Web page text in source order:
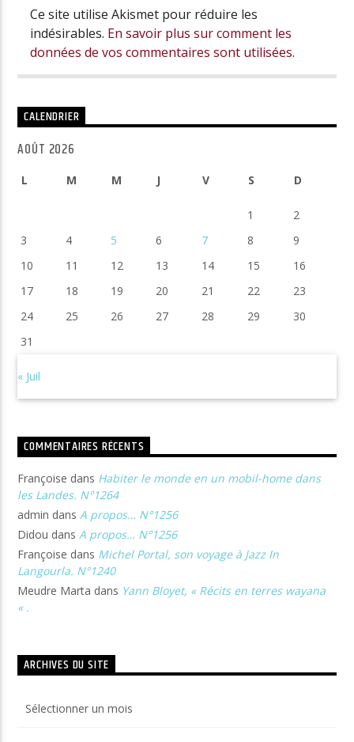
Ce site utilise Akismet pour réduire les
indésirables. En savoir plus sur comment les
données de vos commentaires sont utilisées.
CALENDRIER
AOÛT 2026
L M M J V S D
1
2
3
4 5 6 7 8
9
10
11 12 13 14 15
16
17
18 19 20 21 22
23
24
25 26 27 28 29
30
31
« Juil
COMMENTAIRES RÉCENTS
Françoise dans Habiter le monde en un mobil-home dans
les Landes. N°1264
admin dans A propos… N°1256
Didou dansA propos… N°1256
Françoise dans Michel Portal, son voyage à Jazz In
Langourla. N°1240
Meudre Marta dans Yann Bloyet, « Récits en terres wayana
« .
ARCHIVES DU SITE
du